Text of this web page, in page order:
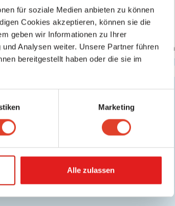
für soziale Medien anbieten zu können
Cookies akzeptieren, können sie die
geben wir Informationen zu Ihrer
Analysen weiter. Unsere Partner führen
bereitgestellt haben oder die sie im
Marketing
Alle zulassen
Steiermark
Vorarlberg
Mehr anzeigen